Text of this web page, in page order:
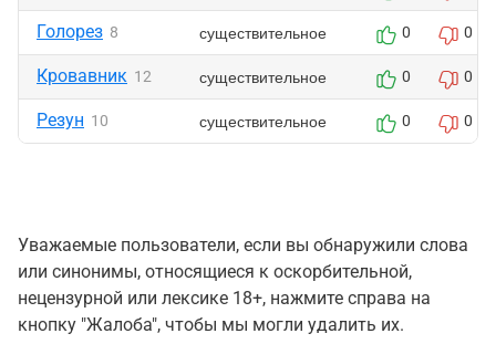
Голорез 8 существительное 0 0
Кровавник 12 существительное 0 0
Резун 10 существительное 0 0
Уважаемые пользователи, если вы обнаружили слова
или синонимы, относящиеся к оскорбительной,
нецензурной или лексике 18+, нажмите справа на
кнопку "Жалоба", чтобы мы могли удалить их.